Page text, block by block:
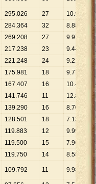
295.026 27 10.927
284.364 32 8.886
269.208 27 9.971
217.238 23 9.445
221.248 24 9.219
175.981 18 9.777
167.407 16 10.463
141.746 11 12.886
139.290 16 8.706
128.501 18 7.139
119.883 12 9.990
119.500 15 7.967
119.750 14 8.554
109.792 11 9.981